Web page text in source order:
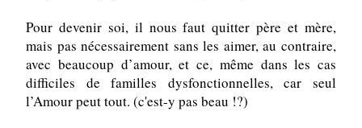
Pour devenir soi, il nous faut quitter père et mère,
mais pas nécessairement sans les aimer, au contraire,
avec beaucoup d’amour, et ce, même dans les cas
difficiles de familles dysfonctionnelles, car seul
l’Amour peut tout. (c'est-y pas beau !?)